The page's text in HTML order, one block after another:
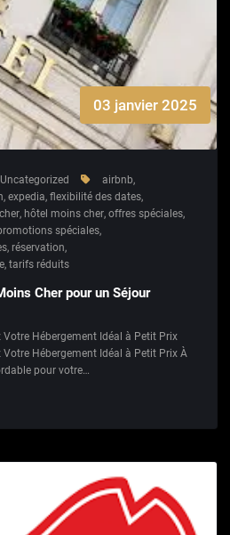
03 janvier 2025
Uncategorized airbnb,
, expedia, flexibilité des dates,
, hôtel moins cher, offres spéciales,
spéciales,
, réservation,
, tarifs réduits
Cher pour un Séjour
Votre Hébergement Idéal à Petit Prix
Votre Hébergement Idéal à Petit Prix À
pour votre…